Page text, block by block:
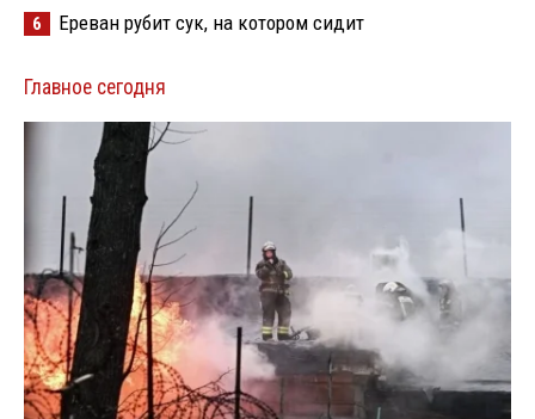
6 Ереван рубит сук, на котором сидит
Главное сегодня